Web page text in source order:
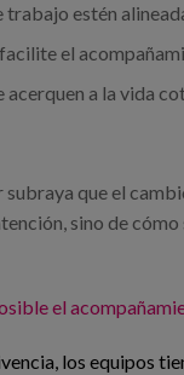
trabajo estén
el
acerquen a la vida
que el
sino de
el
los equipos